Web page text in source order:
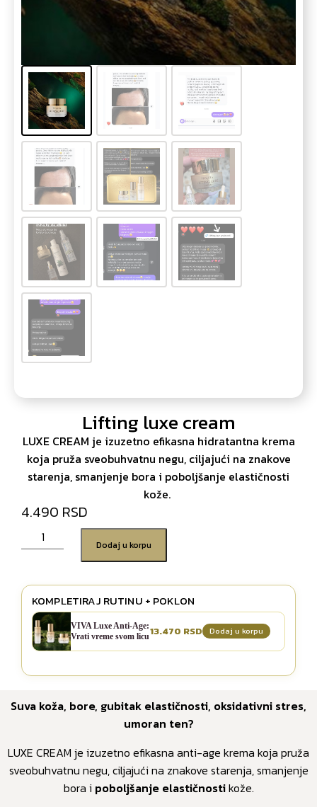
Lifting luxe cream
LUXE CREAM je izuzetno efikasna hidratantna krema
koja pruža sveobuhvatnu negu, ciljajući na znakove
starenja, smanjenje bora i poboljšanje elastičnosti
kože.
4.490
Dodaj u korpu
KOMPLETIRAJ RUTINU + POKLON
VIVA Luxe Anti-Age:
Vrati vreme svom licu13.470 Dodaj u korpu
Suva koža, bore, gubitak elastičnosti, oksidativni stres,
umoran ten?
LUXE CREAM je izuzetno efikasna anti-age krema koja pruža
sveobuhvatnu negu, ciljajući na znakove starenja, smanjenje
bora i poboljšanje elastičnostikože.